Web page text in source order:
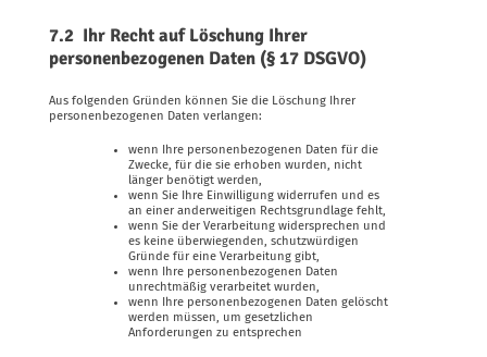
7.2 Ihr Recht auf Löschung Ihrer
personenbezogenen Daten (§ 17 DSGVO)
Aus folgenden Gründen können Sie die Löschung Ihrer
personenbezogenen Daten verlangen:
wenn Ihre personenbezogenen Daten für die
Zwecke, für die sie erhoben wurden, nicht
länger benötigt werden,
wenn Sie Ihre Einwilligung widerrufen und es
an einer anderweitigen Rechtsgrundlage fehlt,
wenn Sie der Verarbeitung widersprechen und
es keine überwiegenden, schutzwürdigen
Gründe für eine Verarbeitung gibt,
wenn Ihre personenbezogenen Daten
unrechtmäßig verarbeitet wurden,
wenn Ihre personenbezogenen Daten gelöscht
werden müssen, um gesetzlichen
Anforderungen zu entsprechen